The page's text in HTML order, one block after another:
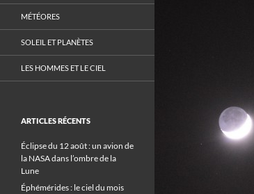
MÉTÉORES
SOLEIL ET PLANÈTES
LES HOMMES ET LE CIEL
ARTICLES RÉCENTS
Éclipse du 12 août : un avion de
la NASA dans l’ombre de la
Lune
Éphémérides : le ciel du mois